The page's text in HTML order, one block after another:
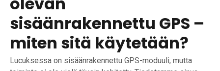
sisäänrakennettu GPS –
miten sitä käytetään?
Lucuksessa on sisäänrakennettu GPS-moduuli, mutta